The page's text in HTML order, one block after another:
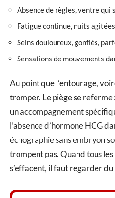
Absence de règles, ventre qui
Fatigue continue, nuits agitées
Seins douloureux, gonflés,
Sensations de mouvements
Au point que l’entourage,
tromper. Le piège se
un accompagnement
l’absence d’hormone HCG
échographie sans embryon
trompent pas. Quand tous
s’effacent, il faut regarder